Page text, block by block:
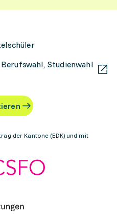
Studienwahl
der Kantone (EDK) und mit